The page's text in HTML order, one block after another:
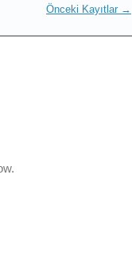
Önceki Kayıtlar →